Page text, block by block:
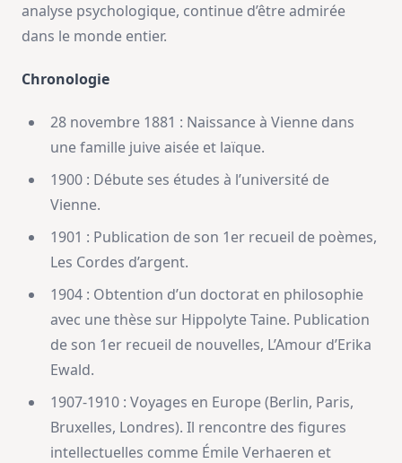
analyse psychologique, continue d’être admirée
dans le monde entier.
Chronologie
28 novembre 1881 : Naissance à Vienne dans
une famille juive aisée et laïque.
1900 : Débute ses études à l’université de
Vienne.
1901 : Publication de son 1er recueil de poèmes,
Les Cordes d’argent.
1904 : Obtention d’un doctorat en philosophie
avec une thèse sur Hippolyte Taine. Publication
de son 1er recueil de nouvelles, L’Amour d’Erika
Ewald.
1907-1910 : Voyages en Europe (Berlin, Paris,
Bruxelles, Londres). Il rencontre des figures
intellectuelles comme Émile Verhaeren et